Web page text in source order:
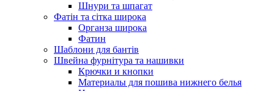
Шнури та шпагат
Фатін та сітка широка
Органза широка
Фатин
Шаблони для бантів
Швейна фурнітура та нашивки
Крючки и кнопки
Материалы для пошива нижнего белья